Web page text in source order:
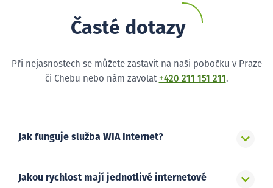
Časté dotazy
Při nejasnostech se můžete zastavit na naši pobočku v Praze
či Chebu nebo nám zavolat +420 211 151 211 .
Jak funguje služba WIA Internet?
Jakou rychlost mají jednotlivé internetové